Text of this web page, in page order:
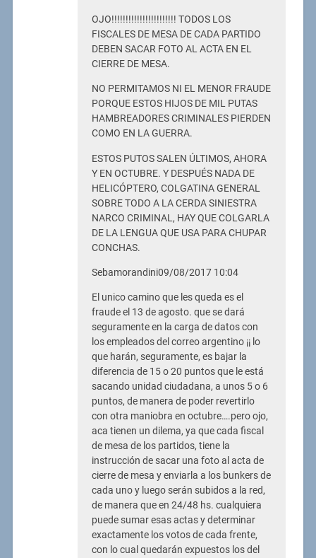
OJO!!!!!!!!!!!!!!!!!!!!!!! TODOS LOS
FISCALES DE MESA DE CADA PARTIDO
DEBEN SACAR FOTO AL ACTA EN EL
CIERRE DE MESA.
NO PERMITAMOS NI EL MENOR FRAUDE
PORQUE ESTOS HIJOS DE MIL PUTAS
HAMBREADORES CRIMINALES PIERDEN
COMO EN LA GUERRA.
ESTOS PUTOS SALEN ÚLTIMOS, AHORA
Y EN OCTUBRE. Y DESPUÉS NADA DE
HELICÓPTERO, COLGATINA GENERAL
SOBRE TODO A LA CERDA SINIESTRA
NARCO CRIMINAL, HAY QUE COLGARLA
DE LA LENGUA QUE USA PARA CHUPAR
CONCHAS.
Sebamorandini09/08/2017 10:04
El unico camino que les queda es el
fraude el 13 de agosto. que se dará
seguramente en la carga de datos con
los empleados del correo argentino ¡¡ lo
que harán, seguramente, es bajar la
diferencia de 15 o 20 puntos que le está
sacando unidad ciudadana, a unos 5 o 6
puntos, de manera de poder revertirlo
con otra maniobra en octubre….pero ojo,
aca tienen un dilema, ya que cada fiscal
de mesa de los partidos, tiene la
instrucción de sacar una foto al acta de
cierre de mesa y enviarla a los bunkers de
cada uno y luego serán subidos a la red,
de manera que en 24/48 hs. cualquiera
puede sumar esas actas y determinar
exactamente los votos de cada frente,
con lo cual quedarán expuestos los del